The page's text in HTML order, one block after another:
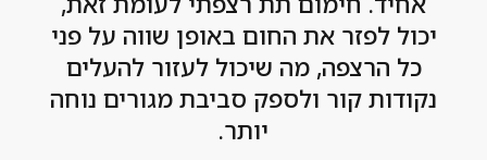
יכול לפזר את החום באופן שווה על פני
כל הרצפה, מה שיכול לעזור להעלים
נקודות קור ולספק סביבת מגורים נוחה
יותר.